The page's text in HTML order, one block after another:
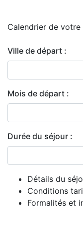
Calendrier de votre
Ville de départ :
Mois de départ :
Durée du séjour :
Détails du
Conditions
Formalités et